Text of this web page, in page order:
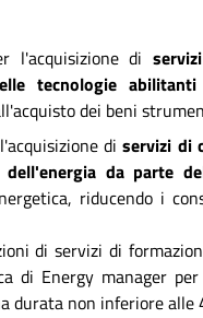
l'acquisizione di
tecnologie
dei beni
diservizi di
dell'energia da parte
riducendo i
di servizi di
di Energy manager
durata non inferiore alle